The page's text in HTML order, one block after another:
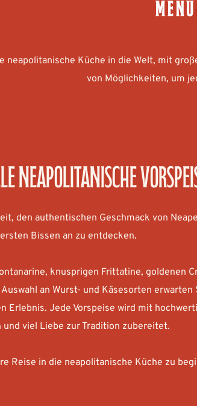
MENÜ
neapolitanische Küche in die Welt, mit
von Möglichkeiten, um
neapolitanische
den authentischen Geschmack von
ersten Bissen an zu entdecken.
knusprigen Frittatine, goldenen
an Wurst- und Käsesorten erwarten
Erlebnis. Jede Vorspeise wird mit
und viel Liebe zur Tradition zubereitet.
Reise in die neapolitanische Küche zu